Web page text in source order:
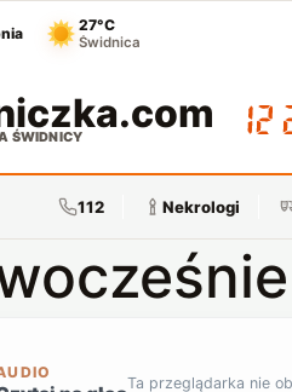
27°C
Świdnica
.com
ŚWIDNICY
112 Nekrologi
Ta przeglądarka nie